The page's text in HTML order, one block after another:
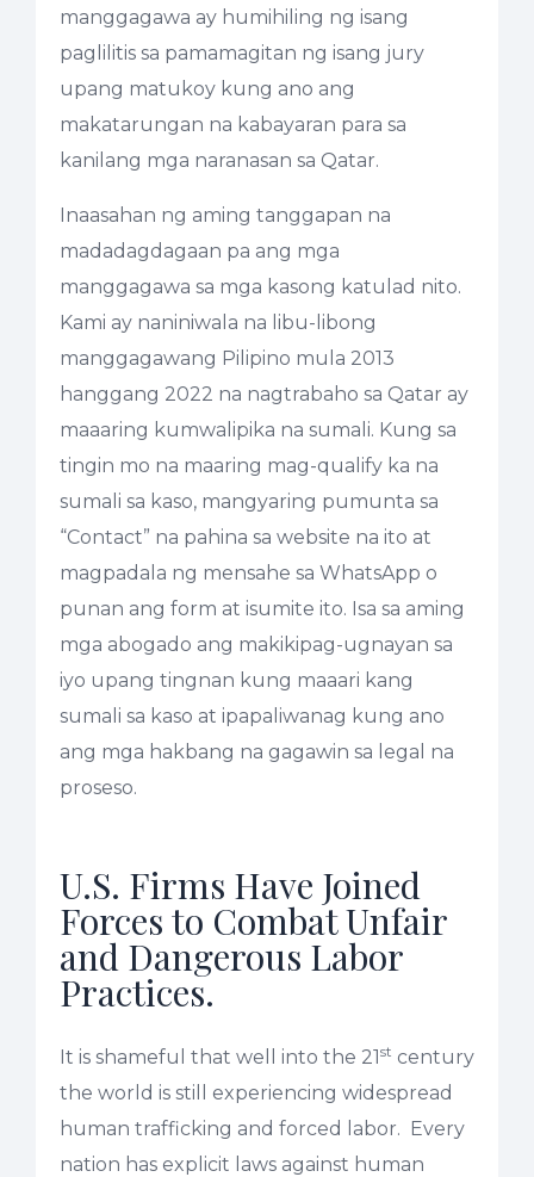
manggagawa ay humihiling ng isang
paglilitis sa pamamagitan ng isang jury
upang matukoy kung ano ang
makatarungan na kabayaran para sa
kanilang mga naranasan sa Qatar.
Inaasahan ng aming tanggapan na
madadagdagaan pa ang mga
manggagawa sa mga kasong katulad nito.
Kami ay naniniwala na libu-libong
manggagawang Pilipino mula 2013
hanggang 2022 na nagtrabaho sa Qatar ay
maaaring kumwalipika na sumali. Kung sa
tingin mo na maaring mag-qualify ka na
sumali sa kaso, mangyaring pumunta sa
“Contact” na pahina sa website na ito at
magpadala ng mensahe sa WhatsApp o
punan ang form at isumite ito. Isa sa aming
mga abogado ang makikipag-ugnayan sa
iyo upang tingnan kung maaari kang
sumali sa kaso at ipapaliwanag kung ano
ang mga hakbang na gagawin sa legal na
proseso.
U.S. Firms Have Joined
Forces to Combat Unfair
and Dangerous Labor
Practices.
It is shameful that well into the 21st century
the world is still experiencing widespread
human trafficking and forced labor. Every
nation has explicit laws against human